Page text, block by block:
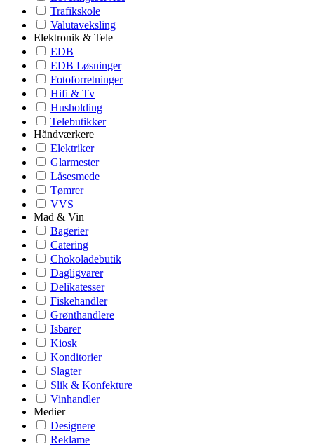
Trafikskole
Valutaveksling
Elektronik & Tele
EDB
EDB Løsninger
Fotoforretninger
Hifi & Tv
Husholding
Telebutikker
Håndværkere
Elektriker
Glarmester
Låsesmede
Tømrer
VVS
Mad & Vin
Bagerier
Catering
Chokoladebutik
Dagligvarer
Delikatesser
Fiskehandler
Grønthandlere
Isbarer
Kiosk
Konditorier
Slagter
Slik & Konfekture
Vinhandler
Medier
Designere
Reklame